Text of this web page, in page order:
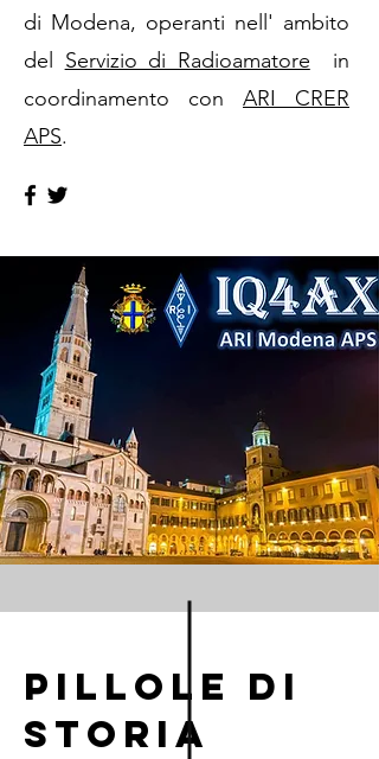
di Modena, operanti nell' ambito
del Servizio di Radioamatore in
coordinamento con ARI CRER
APS.
pillole di
storia